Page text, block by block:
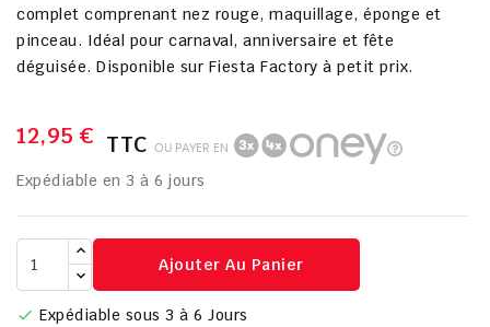
complet comprenant nez rouge, maquillage, éponge et
pinceau. Idéal pour carnaval, anniversaire et fête
déguisée. Disponible sur Fiesta Factory à petit prix.
12,95 € TTC OU PAYER EN
Expédiable en 3 à 6 jours
Ajouter Au Panier
 Expédiable sous 3 à 6 Jours